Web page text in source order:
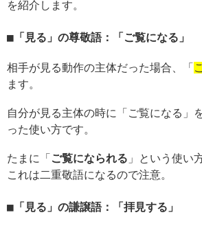
を紹介します。
「見る」の尊敬語：「ご覧になる」
相手が見る動作の主体だった場合、「
ます。
自分が見る主体の時に「ご覧になる」
った使い方です。
たまに「 ご覧になられる 」という使い
これは二重敬語になるので注意。
「見る」の謙譲語：「拝見する」